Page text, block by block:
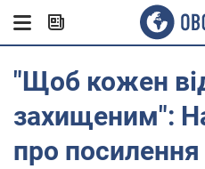
"Щоб кожен
захищеним":
про